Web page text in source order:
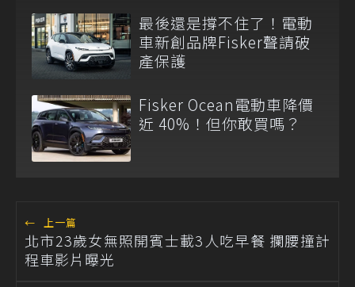
最後還是撐不住了！電動
車新創品牌Fisker聲請破
產保護
Fisker Ocean電動車降價
近 40%！但你敢買嗎？
← 上一篇
北市23歲女無照開賓士載3人吃早餐 攔腰撞計
程車影片曝光